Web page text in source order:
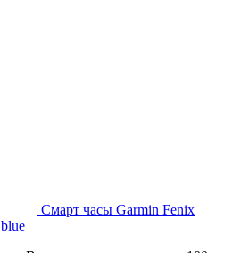
Смарт часы Garmin Fenix